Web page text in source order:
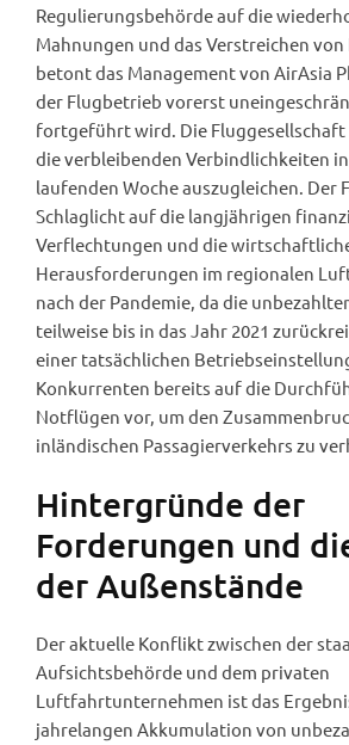
Regulierungsbehörde auf die
Mahnungen und das Verstreichen
betont das Management von AirAsia
der Flugbetrieb vorerst
fortgeführt wird. Die
die verbleibenden Verbindlichkeiten
laufenden Woche auszugleichen. Der
Schlaglicht auf die langjährigen
Verflechtungen und die
Herausforderungen im regionalen
nach der Pandemie, da die
teilweise bis in das Jahr 2021
einer tatsächlichen
Konkurrenten bereits auf die
Notflügen vor, um den
inländischen Passagierverkehrs zu
Hintergründe der
Forderungen und
der Außenstände
Der aktuelle Konflikt zwischen der
Aufsichtsbehörde und dem privaten
Luftfahrtunternehmen ist das
jahrelangen Akkumulation von